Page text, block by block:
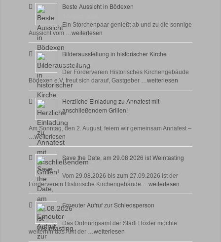
Beste Aussicht in Bödexen
Ein Storchenpaar genießt ab und zu die sonnige
Aussicht vom …weiterlesen
Bilderausstellung in historischer Kirche
30 Juli, 2026
Der Förderverein Historisches Kirchengebäude
Bödexen e.V. freut sich darauf, Gastgeber …weiterlesen
Herzliche Einladung zu Annafest mit
anschließendem Grillen!
Am Sonntag, den 2. August, feiern wir gemeinsam Annafest –
…weiterlesen
Save the Date, am 29.08.2026 ist Weintasting
Vom 29.08.2026 bis zum 27.09.2026 ist der
Förderverein Historische Kirchengebäude …weiterlesen
Erneuter Aufruf zur Schiedsperson
8 Juli, 2026
Das Ordnungsamt der Stadt Höxter möchte
weiterhin das Amt der …weiterlesen